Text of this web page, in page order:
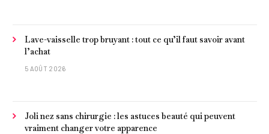
Lave-vaisselle trop bruyant : tout ce qu’il faut savoir avant
l’achat
5 AOÛT 2026
Joli nez sans chirurgie : les astuces beauté qui peuvent
vraiment changer votre apparence